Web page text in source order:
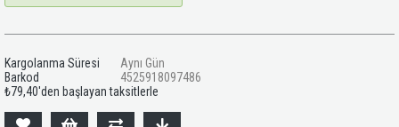
Kargolanma Süresi
Aynı Gün
Barkod
4525918097486
₺79,40'den başlayan taksitlerle